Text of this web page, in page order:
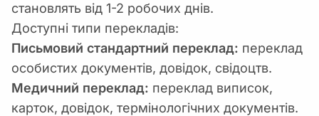
становлять від 1-2 робочих днів.
Доступні типи перекладів:
Письмовий стандартний переклад: переклад
особистих документів, довідок, свідоцтв.
Медичний переклад: переклад виписок,
карток, довідок, термінологічних документів.